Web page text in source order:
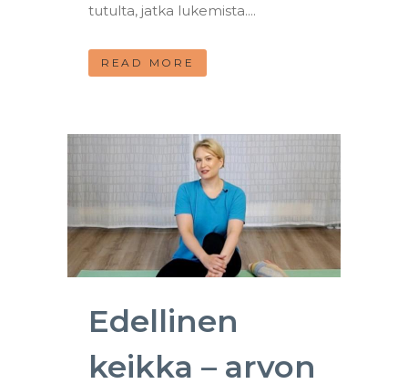
tutulta, jatka lukemista....
READ MORE
Edellinen
keikka – arvon